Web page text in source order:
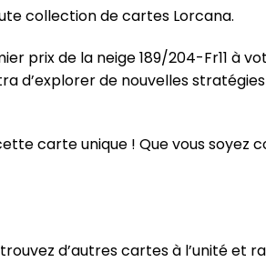
collection de cartes Lorcana.
prix de la neige 189/204-Fr11 à
d’explorer de nouvelles
carte unique ! Que vous soyez
d’autres cartes à l’unité et